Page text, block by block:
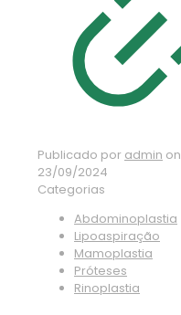
Publicado por admin on
23/09/2024
Categorias
Abdominoplastia
Lipoaspiração
Mamoplastia
Próteses
Rinoplastia